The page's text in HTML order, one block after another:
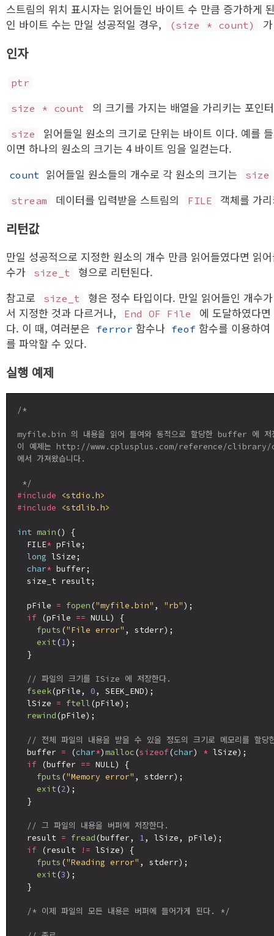
스트림의 위치 표시자는 읽어들인 바이트 수 만큼 증가하게
인 바이트 수는 만일 성공적일 경우,
(size * count)
인자
ptr
size * count 의 크기를 가지는 배열을 가리키는 포인터
size
읽어들일 원소의 크기로 단위는 바이트 이다. 예를
이면 하나의 원소의 크기는 4 바이트 임을 일컫는다.
count 읽어들일 원소들의 개수로 각 원소의 크기는 size
stream 데이터를 입력받을 스트림의 FILE 객체를 가
리턴값
만일 성공적으로 지정한 원소의 개수 만큼 읽어들였다면 읽
수가
size_t
형으로 리턴된다.
참고로
size_t
형은 정수 타입이다. 만일 읽어들인 개수
서 지정한 것과 다르거나,
End OF File
에 도달하였다
다. 이 때, 여러분은 ferror 함수나 feof 함수를 이용하
를 파악할 수 있다.
실행 예제
/*
myfile.bin 의 내용을 읽어 들여와 동적으로 할당한 buffer 에 저
이 예제는 http://www.cplusplus.com/reference/
에서 가져왔습니다.
*/
#include
<stdio.h>
#include
<stdlib.h>
int main () {
  FILE
* pFile;
long lSize;
char* buffer;
  size_t result;
  pFile
= fopen ("myfile.bin" , "rb");
if (pFile == NULL) {
fputs ("File error" , stderr);
exit(1);
  }
// 파일의 크기를 ISize 에 저장한다.
fseek(pFile, 0, SEEK_END);
  lSize
= ftell (pFile);
rewind (pFile);
// 전체 파일의 내용을 받을 수 있을 정도의 크기로 메모리를 할당
  buffer
= (char*)malloc (sizeof(char) * lSize);
if (buffer == NULL) {
fputs ("Memory error" , stderr);
exit(2);
  }
// 그 파일의 내용을 버퍼에 저장한다.
  result
= fread (buffer, 1, lSize, pFile);
if (result != lSize) {
fputs ("Reading error" , stderr);
exit(3);
  }
/* 이제 파일의 모든 내용은 버퍼에 들어가게 된다. */